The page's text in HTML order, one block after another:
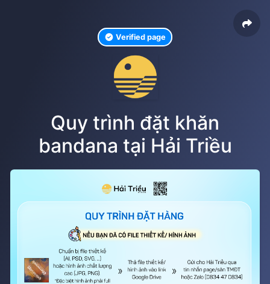
Verified page
Quy trình đặt khăn
bandana tại Hải Triều